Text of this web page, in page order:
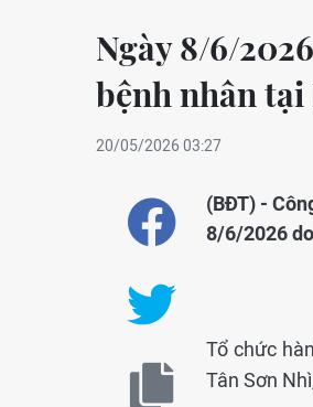
Ngày 8/6/
bệnh nhân
20/05/2026 03:27
(BĐT) -
8/6/2026
Tổ chức
Tân Sơn